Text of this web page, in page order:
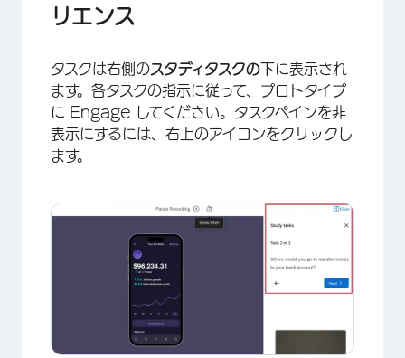
×
リエンス
タスクは右側のスタディタスクの下に表示され
ます。各タスクの指示に従って、プロトタイプ
に Engage してください。タスクペインを非
表示にするには、右上のアイコンをクリックし
ます。